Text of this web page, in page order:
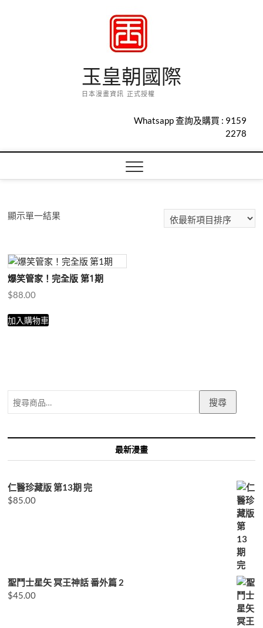
玉皇朝國際
日本漫畫資訊 正式授權
Whatsapp 查詢及購買 : 9159
2278
顯示單一結果
爆笑管家！完全版 第1期
$88.00
加入購物車
鍵
搜尋
最新漫畫
仁醫珍藏版 第13期 完
$85.00
聖鬥士星矢 冥王神話 番外篇 2
$45.00